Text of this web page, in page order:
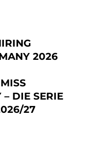
2026
– DIE SERIE
27